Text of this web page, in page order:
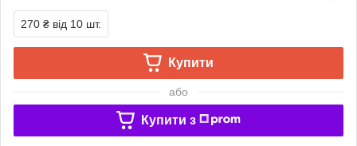
270 ₴ від 10 шт.
Купити
або
Купити з